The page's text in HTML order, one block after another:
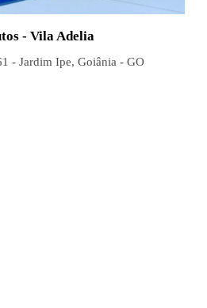
- Vila Adelia
- Jardim Ipe, Goiânia - GO